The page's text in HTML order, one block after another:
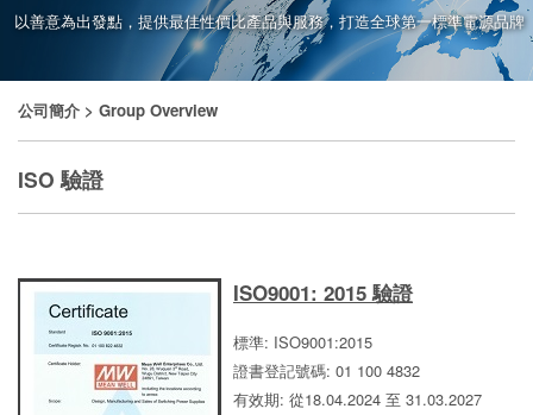
以善意為出發點，提供最佳性價比產品與服務，打造全球第一標準電源品牌
公司簡介 > Group Overview
ISO 驗證
ISO9001: 2015 驗證
標準: ISO9001:2015
證書登記號碼: 01 100 4832
有效期: 從18.04.2024 至 31.03.2027